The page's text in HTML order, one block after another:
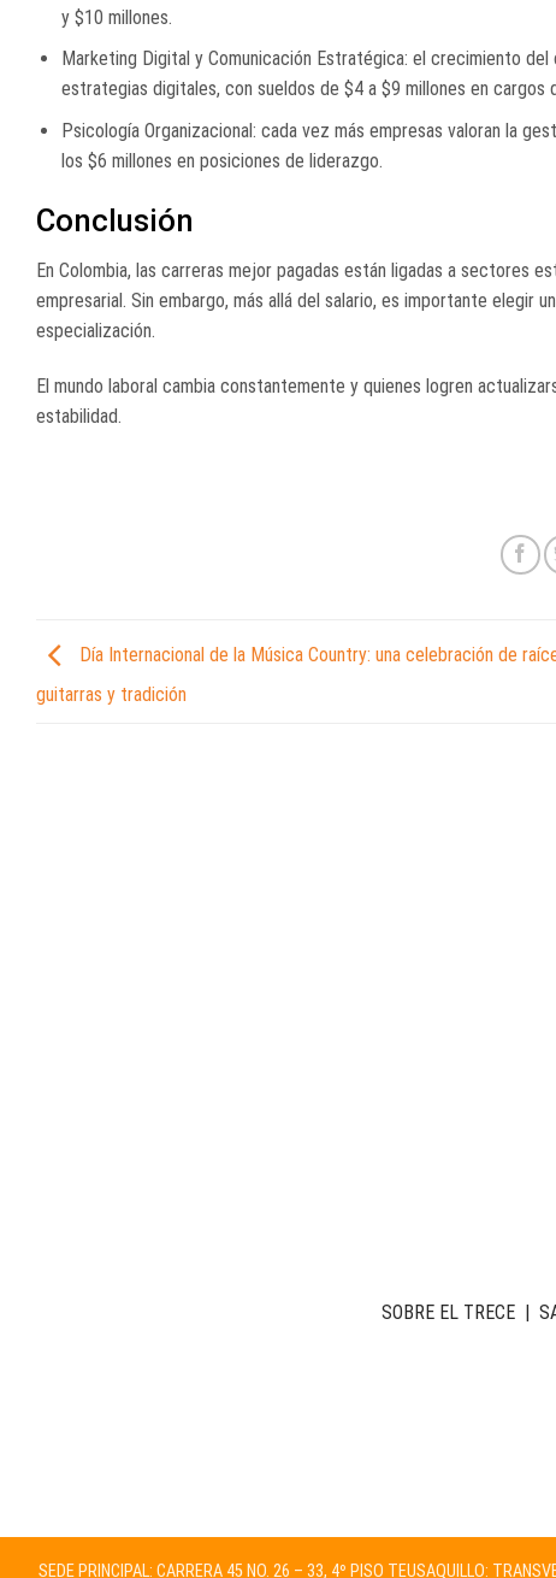
y $10 millones.
Marketing Digital y Comunicación Estratégica: el crecimiento
estrategias digitales, con sueldos de $4 a $9 millones en cargos
Psicología Organizacional: cada vez más empresas valoran la
los $6 millones en posiciones de liderazgo.
Conclusión
En Colombia, las carreras mejor pagadas están ligadas a sectores
empresarial. Sin embargo, más allá del salario, es importante elegir
especialización.
El mundo laboral cambia constantemente y quienes logren
estabilidad.
Día Internacional de la Música Country: una celebración de
guitarras y tradición
SOBRE EL TRECE
SEDE PRINCIPAL: CARRERA 45 NO. 26 – 33, 4º PISO TEUSAQUILLO: